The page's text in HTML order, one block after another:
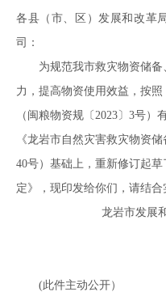
各县（市、区）发展和改革
司：
为规范我市救灾物资储备
力，提高物资使用效益，按照
（闽粮物资规〔2023〕3号
《龙岩市自然灾害救灾物资
40号）基础上，重新修订起
定》，现印发给你们，请结合
龙岩市发展
(此件主动公开）